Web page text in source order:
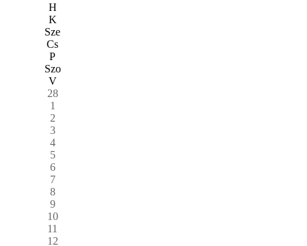
H
K
Sze
Cs
P
Szo
V
28
1
2
3
4
5
6
7
8
9
10
11
12